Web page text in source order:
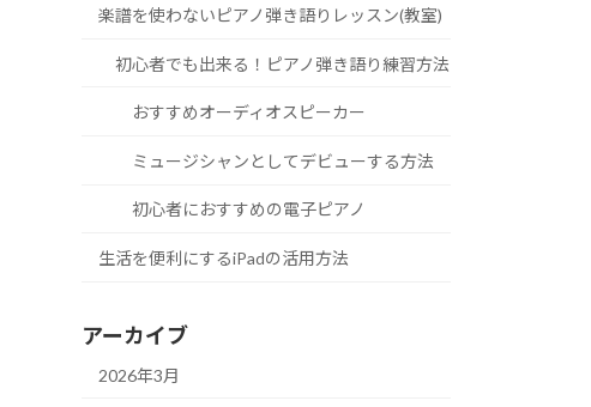
楽譜を使わないピアノ弾き語りレッスン(教室)
初心者でも出来る！ピアノ弾き語り練習方法
おすすめオーディオスピーカー
ミュージシャンとしてデビューする方法
初心者におすすめの電子ピアノ
生活を便利にするiPadの活用方法
アーカイブ
2026年3月